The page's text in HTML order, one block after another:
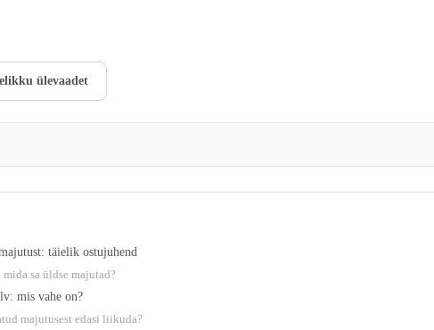
ülevaadet
täielik ostujuhend
sa üldse majutad?
mis vahe on?
majutusest edasi liikuda?